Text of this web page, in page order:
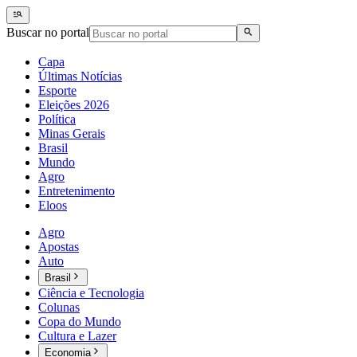
Buscar no portal
Capa
Últimas Notícias
Esporte
Eleições 2026
Política
Minas Gerais
Brasil
Mundo
Agro
Entretenimento
Eloos
Agro
Apostas
Auto
Brasil
Ciência e Tecnologia
Colunas
Copa do Mundo
Cultura e Lazer
Economia